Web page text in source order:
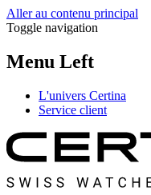
Aller au contenu principal
Toggle navigation
Menu Left
L'univers Certina
Service client